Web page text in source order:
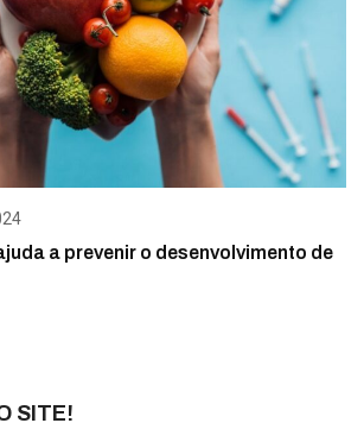
a prevenir o desenvolvimento de
SITE!